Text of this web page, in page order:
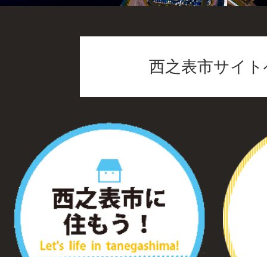
西之表市サイ